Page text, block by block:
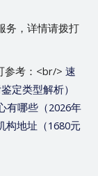
务，详情请拨打
参考：<br/> 速
定类型解析）
有哪些（2026年
构地址（1680元